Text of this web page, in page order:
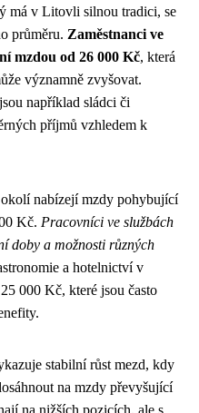
má v Litovli silnou tradici, se
průměru. Zaměstnanci ve
mzdou od 26 000 Kč, která
významně zvyšovat.
například sládci či
příjmů vzhledem k
nabízejí mzdy pohybující
Kč. Pracovníci ve službách
doby a možnosti různých
a hotelnictví v
000 Kč, které jsou často
stabilní růst mezd, kdy
na mzdy převyšující
na nižších pozicích, ale s